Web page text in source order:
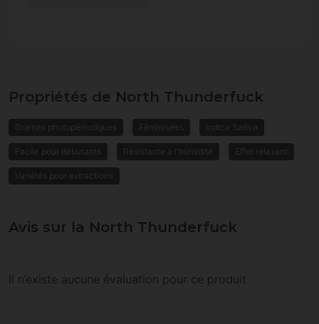
Propriétés de North Thunderfuck
Graines photopériodiques Féminisées Indica Sativa
Facile pour débutants Résistante à l'humidité Effet relaxant
Variétés pour extractions
Avis sur la North Thunderfuck
Il n’existe aucune évaluation pour ce produit